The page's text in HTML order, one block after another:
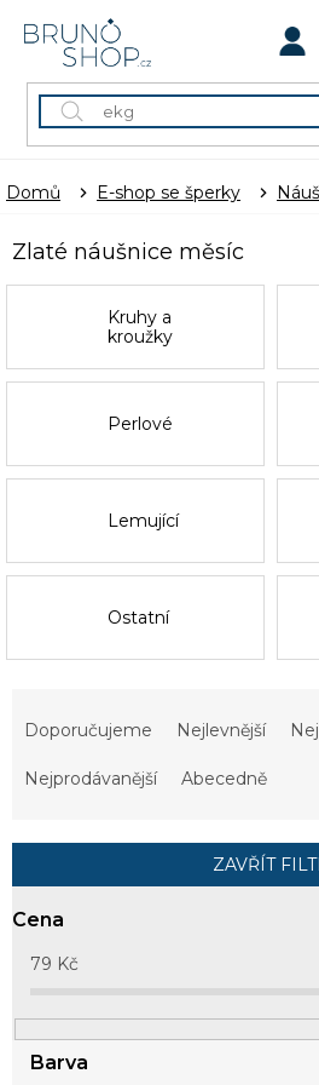
Domů E-shop se šperky
Zlaté náušnice měsíc
Kruhy a
kroužky
Perlové
Lemující
Ostatní
r
o
t
ů
Doporučujeme Nejlevnější
Nejprodávanější Abecedně
ZAVŘÍT
Cena
79 Kč
Barva